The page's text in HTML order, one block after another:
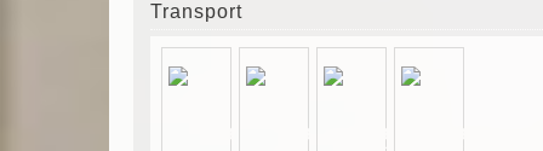
Transport